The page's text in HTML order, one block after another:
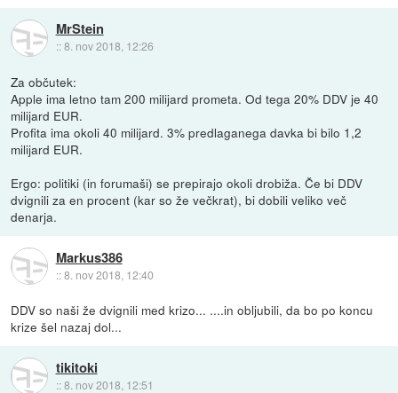
MrStein
::8. nov 2018, 12:26
Za občutek:
Apple ima letno tam 200 milijard prometa. Od tega 20% DDV je 40
milijard EUR.
Profita ima okoli 40 milijard. 3% predlaganega davka bi bilo 1,2
milijard EUR.
Ergo: politiki (in forumaši) se prepirajo okoli drobiža. Če bi DDV
dvignili za en procent (kar so že večkrat), bi dobili veliko več
denarja.
Markus386
::8. nov 2018, 12:40
DDV so naši že dvignili med krizo... ....in obljubili, da bo po koncu
krize šel nazaj dol...
tikitoki
::8. nov 2018, 12:51